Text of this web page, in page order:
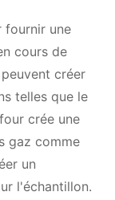
fournir une
cours de
créer
telles que le
crée une
gaz comme
un
l'échantillon.